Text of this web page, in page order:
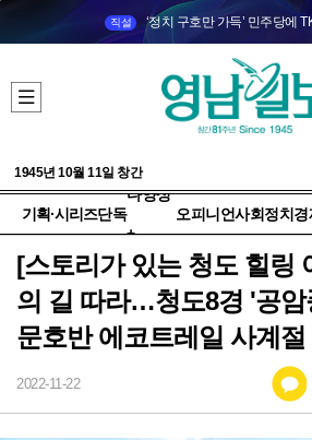
직설 ‘정치 구호만 가득’ 민주당에
1945년 10월 11일 창간
기획·시리즈단독
다양성
+
오피니언사회정치 경
[스토리가 있는 청도 힐링
의 길 따라…청도8경 '공암
문호반 에코트레일 사계
2022-11-22